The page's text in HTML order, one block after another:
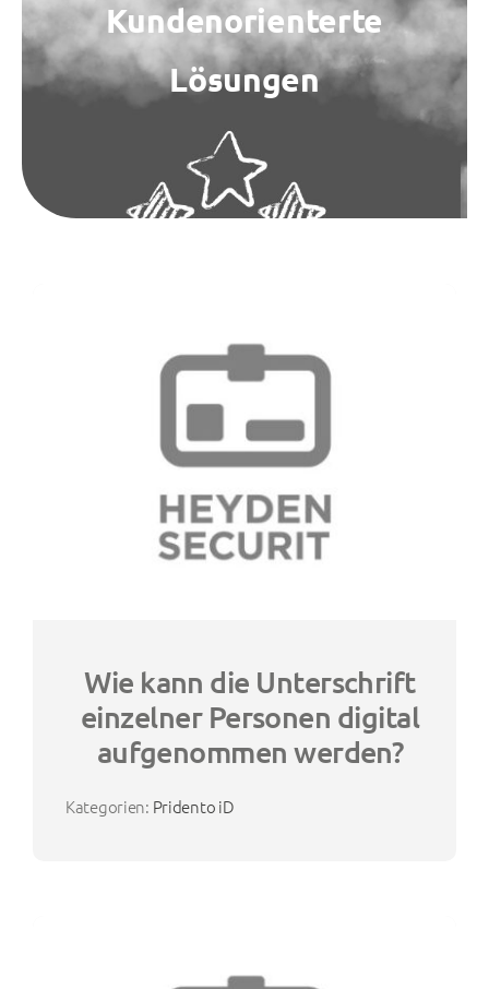
Kontakt
Kundenorienterte
Lösungen
Wie kann die Unterschrift
einzelner Personen digital
aufgenommen werden?
Kategorien: Pridento iD